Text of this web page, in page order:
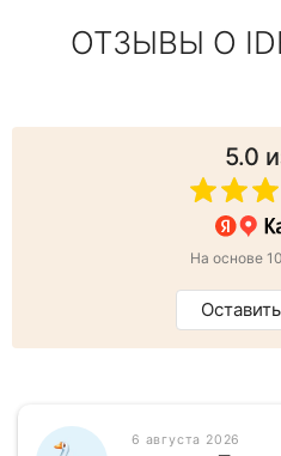
ОТЗЫВЫ О
5.0
На основе
6 августа 2026